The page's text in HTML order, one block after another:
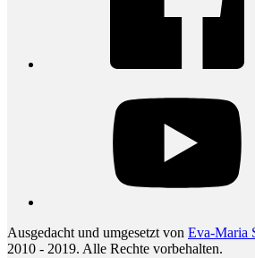
Ausgedacht und umgesetzt von Eva-Maria
2010 - 2019. Alle Rechte vorbehalten.